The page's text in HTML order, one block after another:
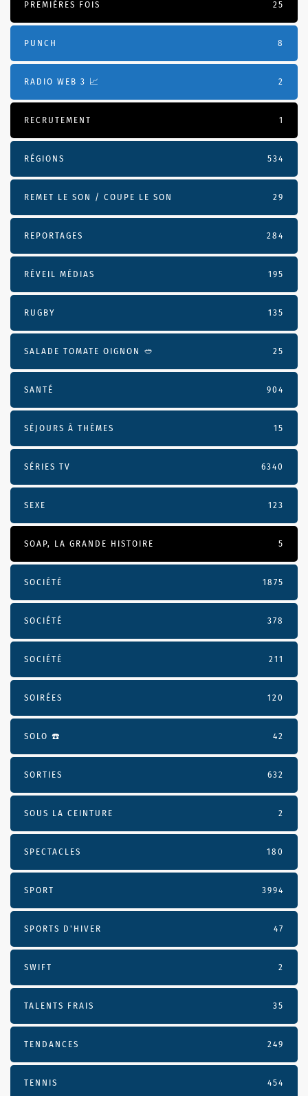
PREMIÈRES FOIS 25
PUNCH 8
RADIO WEB 3 📈 2
RECRUTEMENT 1
RÉGIONS 534
REMET LE SON / COUPE LE SON 29
REPORTAGES 284
RÉVEIL MÉDIAS 195
RUGBY 135
SALADE TOMATE OIGNON 🥙 25
SANTÉ 904
SÉJOURS À THÈMES 15
SÉRIES TV 6340
SEXE 123
SOAP, LA GRANDE HISTOIRE 5
SOCIÉTÉ 1875
SOCIÉTÉ 378
SOCIÉTÉ 211
SOIRÉES 120
SOLO ☎️ 42
SORTIES 632
SOUS LA CEINTURE 2
SPECTACLES 180
SPORT 3994
SPORTS D'HIVER 47
SWIFT 2
TALENTS FRAIS 35
TENDANCES 249
TENNIS 454